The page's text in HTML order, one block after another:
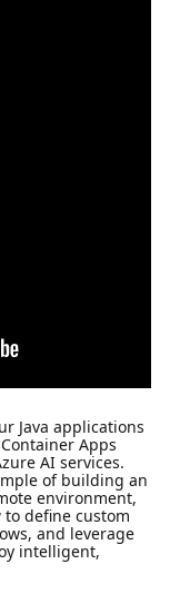
Java applications
Apps
AI services.
of building an
environment,
define custom
and leverage
intelligent,